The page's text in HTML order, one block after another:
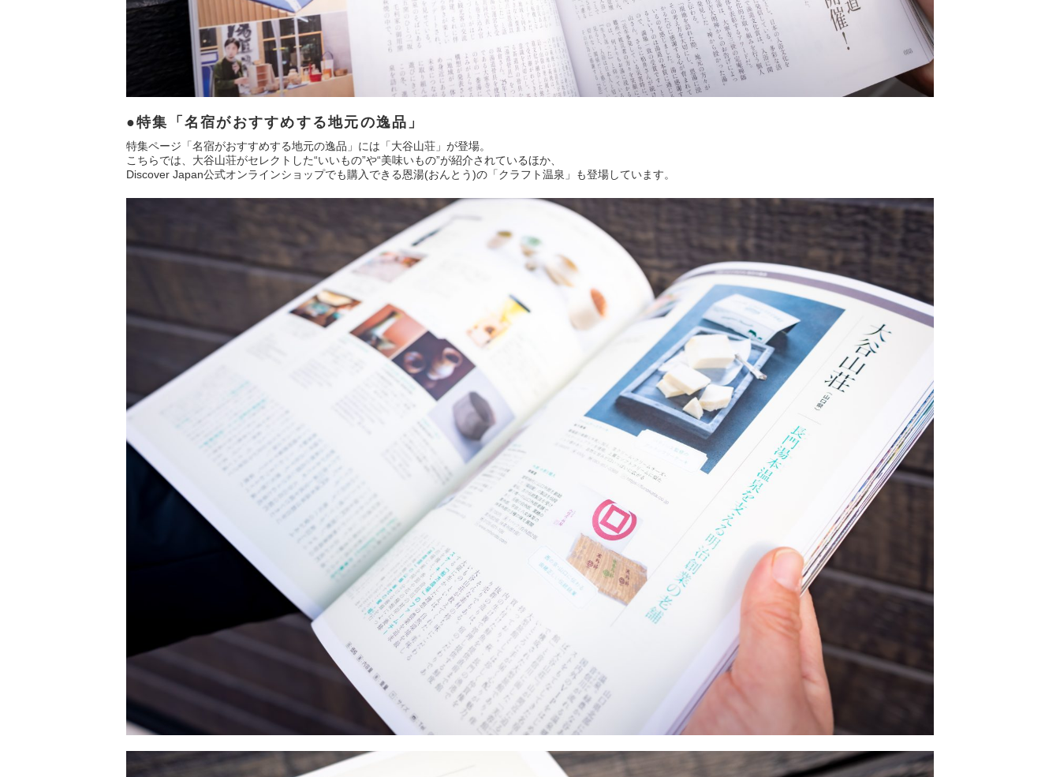
特集「名宿がおすすめする地元の逸品」
特集ページ「名宿がおすすめする地元の逸品」には「大谷山荘」が登場。
こちらでは、大谷山荘がセレクトした“いいもの”や“美味いもの”が紹介されているほか、
Discover Japan公式オンラインショップでも購入できる恩湯(おんとう)の「クラフト温泉」も登場しています。